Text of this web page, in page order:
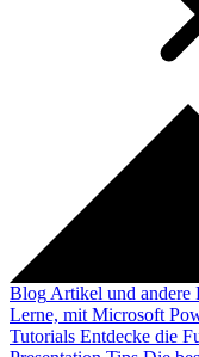
Blog Artikel und andere
Lerne, mit Microsoft
Tutorials Entdecke die